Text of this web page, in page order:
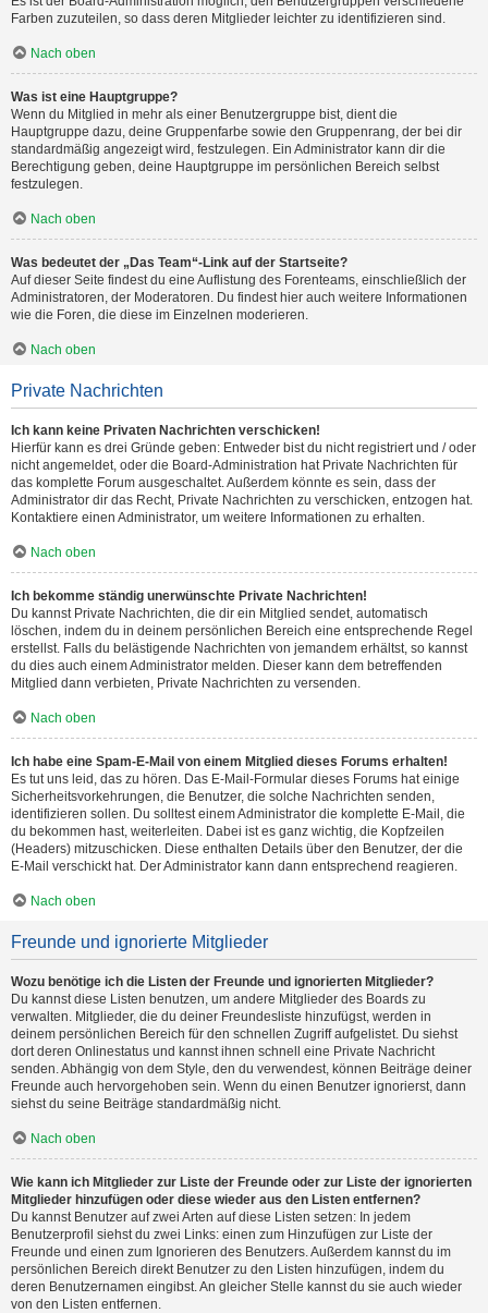
Farben zuzuteilen, so dass deren Mitglieder leichter zu identifizieren sind.
Nach oben
Was ist eine Hauptgruppe?
Wenn du Mitglied in mehr als einer Benutzergruppe bist, dient die
Hauptgruppe dazu, deine Gruppenfarbe sowie den Gruppenrang, der bei dir
standardmäßig angezeigt wird, festzulegen. Ein Administrator kann dir die
Berechtigung geben, deine Hauptgruppe im persönlichen Bereich selbst
festzulegen.
Nach oben
Was bedeutet der „Das Team“-Link auf der Startseite?
Auf dieser Seite findest du eine Auflistung des Forenteams, einschließlich der
Administratoren, der Moderatoren. Du findest hier auch weitere Informationen
wie die Foren, die diese im Einzelnen moderieren.
Nach oben
Private Nachrichten
Ich kann keine Privaten Nachrichten verschicken!
Hierfür kann es drei Gründe geben: Entweder bist du nicht registriert und / oder
nicht angemeldet, oder die Board-Administration hat Private Nachrichten für
das komplette Forum ausgeschaltet. Außerdem könnte es sein, dass der
Administrator dir das Recht, Private Nachrichten zu verschicken, entzogen hat.
Kontaktiere einen Administrator, um weitere Informationen zu erhalten.
Nach oben
Ich bekomme ständig unerwünschte Private Nachrichten!
Du kannst Private Nachrichten, die dir ein Mitglied sendet, automatisch
löschen, indem du in deinem persönlichen Bereich eine entsprechende Regel
erstellst. Falls du belästigende Nachrichten von jemandem erhältst, so kannst
du dies auch einem Administrator melden. Dieser kann dem betreffenden
Mitglied dann verbieten, Private Nachrichten zu versenden.
Nach oben
Ich habe eine Spam-E-Mail von einem Mitglied dieses Forums erhalten!
Es tut uns leid, das zu hören. Das E-Mail-Formular dieses Forums hat einige
Sicherheitsvorkehrungen, die Benutzer, die solche Nachrichten senden,
identifizieren sollen. Du solltest einem Administrator die komplette E-Mail, die
du bekommen hast, weiterleiten. Dabei ist es ganz wichtig, die Kopfzeilen
(Headers) mitzuschicken. Diese enthalten Details über den Benutzer, der die
E-Mail verschickt hat. Der Administrator kann dann entsprechend reagieren.
Nach oben
Freunde und ignorierte Mitglieder
Wozu benötige ich die Listen der Freunde und ignorierten Mitglieder?
Du kannst diese Listen benutzen, um andere Mitglieder des Boards zu
verwalten. Mitglieder, die du deiner Freundesliste hinzufügst, werden in
deinem persönlichen Bereich für den schnellen Zugriff aufgelistet. Du siehst
dort deren Onlinestatus und kannst ihnen schnell eine Private Nachricht
senden. Abhängig von dem Style, den du verwendest, können Beiträge deiner
Freunde auch hervorgehoben sein. Wenn du einen Benutzer ignorierst, dann
siehst du seine Beiträge standardmäßig nicht.
Nach oben
Wie kann ich Mitglieder zur Liste der Freunde oder zur Liste der ignorierten
Mitglieder hinzufügen oder diese wieder aus den Listen entfernen?
Du kannst Benutzer auf zwei Arten auf diese Listen setzen: In jedem
Benutzerprofil siehst du zwei Links: einen zum Hinzufügen zur Liste der
Freunde und einen zum Ignorieren des Benutzers. Außerdem kannst du im
persönlichen Bereich direkt Benutzer zu den Listen hinzufügen, indem du
deren Benutzernamen eingibst. An gleicher Stelle kannst du sie auch wieder
von den Listen entfernen.